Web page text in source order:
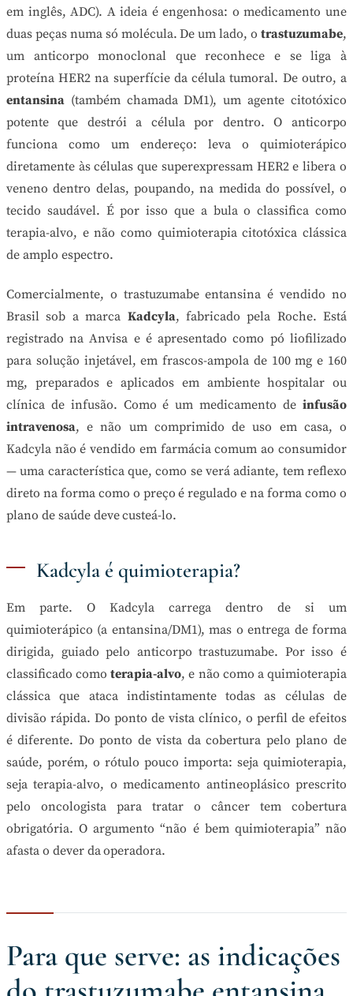
em inglês, ADC). A ideia é engenhosa: o medicamento une
duas peças numa só molécula. De um lado, o trastuzumabe,
um anticorpo monoclonal que reconhece e se liga à
proteína HER2 na superfície da célula tumoral. De outro, a
entansina (também chamada DM1), um agente citotóxico
potente que destrói a célula por dentro. O anticorpo
funciona como um endereço: leva o quimioterápico
diretamente às células que superexpressam HER2 e libera o
veneno dentro delas, poupando, na medida do possível, o
tecido saudável. É por isso que a bula o classifica como
terapia-alvo, e não como quimioterapia citotóxica clássica
de amplo espectro.
Comercialmente, o trastuzumabe entansina é vendido no
Brasil sob a marca Kadcyla, fabricado pela Roche. Está
registrado na Anvisa e é apresentado como pó liofilizado
para solução injetável, em frascos-ampola de 100 mg e 160
mg, preparados e aplicados em ambiente hospitalar ou
clínica de infusão. Como é um medicamento de infusão
intravenosa, e não um comprimido de uso em casa, o
Kadcyla não é vendido em farmácia comum ao consumidor
— uma característica que, como se verá adiante, tem reflexo
direto na forma como o preço é regulado e na forma como o
plano de saúde deve custeá-lo.
Kadcyla é quimioterapia?
Em parte. O Kadcyla carrega dentro de si um
quimioterápico (a entansina/DM1), mas o entrega de forma
dirigida, guiado pelo anticorpo trastuzumabe. Por isso é
classificado comoterapia-alvo, e não como a quimioterapia
clássica que ataca indistintamente todas as células de
divisão rápida. Do ponto de vista clínico, o perfil de efeitos
é diferente. Do ponto de vista da cobertura pelo plano de
saúde, porém, o rótulo pouco importa: seja quimioterapia,
seja terapia-alvo, o medicamento antineoplásico prescrito
pelo oncologista para tratar o câncer tem cobertura
obrigatória. O argumento “não é bem quimioterapia” não
afasta o dever da operadora.
Para que serve: as indicações